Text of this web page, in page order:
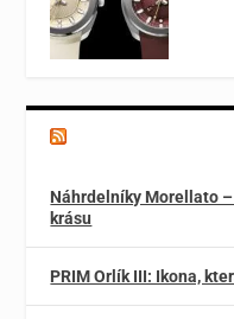
Náhrdelníky Morellato
krásu
PRIM Orlík III: Ikona,